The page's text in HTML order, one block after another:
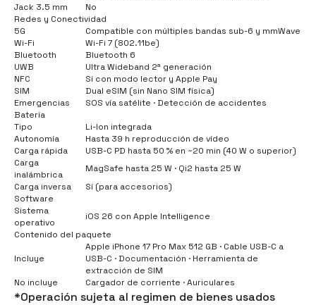
Jack 3.5 mm
No
Redes y Conectividad
5G
Compatible con múltiples bandas sub-6 y mmWave
Wi-Fi
Wi-Fi 7 (802.11be)
Bluetooth
Bluetooth 6
UWB
Ultra Wideband 2ª generación
NFC
Sí con modo lector y Apple Pay
SIM
Dual eSIM (sin Nano SIM física)
Emergencias
SOS vía satélite · Detección de accidentes
Batería
Tipo
Li-Ion integrada
Autonomía
Hasta 39 h reproducción de vídeo
Carga rápida
USB-C PD hasta 50 % en ~20 min (40 W o superior)
Carga
inalámbrica
MagSafe hasta 25 W · Qi2 hasta 25 W
Carga inversa
Sí (para accesorios)
Software
Sistema
operativo
iOS 26 con Apple Intelligence
Contenido del paquete
Incluye
Apple iPhone 17 Pro Max 512 GB · Cable USB-C a
USB-C · Documentación · Herramienta de
extracción de SIM
No incluye
Cargador de corriente · Auriculares
*Operación sujeta al regimen de bienes usados